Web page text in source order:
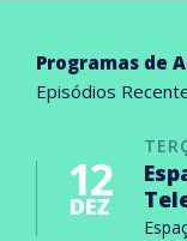
Programas de
Episódios
12
DEZ